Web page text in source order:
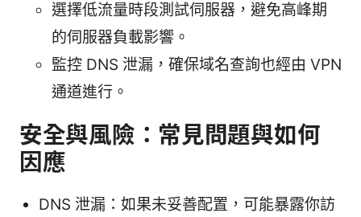
選擇低流量時段測試伺服器，避免高峰期
的伺服器負載影響。
監控 DNS 泄漏，確保域名查詢也經由 VPN
通道進行。
安全與風險：常見問題與如何
因應
DNS 泄漏：如果未妥善配置，可能暴露你訪